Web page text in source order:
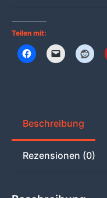
Teilen mit:
Beschreibung
Rezensionen (0)